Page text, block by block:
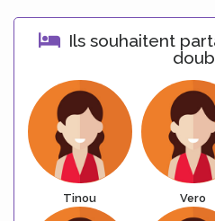
Ils souhaitent
Tinou Vero